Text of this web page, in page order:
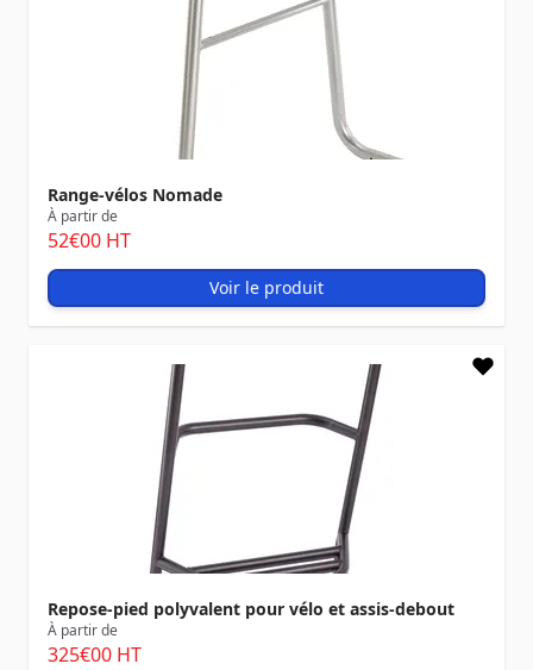
Range-vélos Nomade
À partir de
52€00 HT
Voir le produit
Repose-pied polyvalent pour vélo et assis-debout
À partir de
325€00 HT